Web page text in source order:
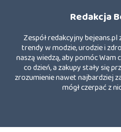
Redakcja
Zespół redakcyjny
trendy w modzie, urodzie i
naszą wiedzą, aby pomóc Wam
co dzień, a zakupy stały się
zrozumienie nawet najbardziej
mógł czerpać z